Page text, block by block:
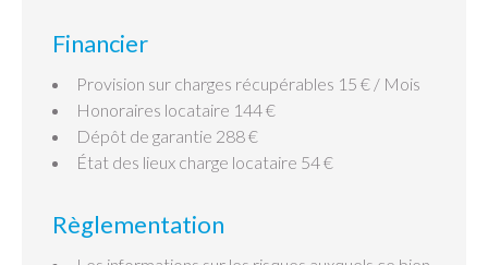
Financier
Provision sur charges récupérables 15 € / Mois
Honoraires locataire 144 €
Dépôt de garantie 288 €
État des lieux charge locataire 54 €
Règlementation